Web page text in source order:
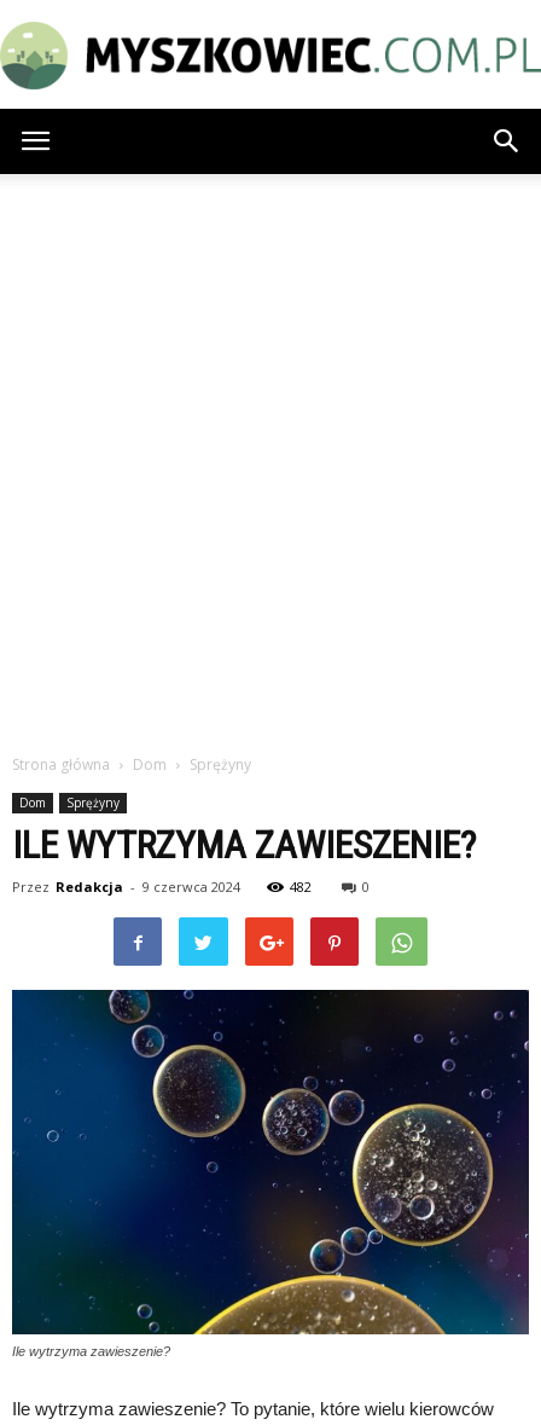
Strona główna Dom Sprężyny
Dom Sprężyny
ILE WYTRZYMA ZAWIESZENIE?
Przez Redakcja - 9 czerwca 2024 482 0
Ile wytrzyma zawieszenie?
Ile wytrzyma zawieszenie? To pytanie, które wielu kierowców